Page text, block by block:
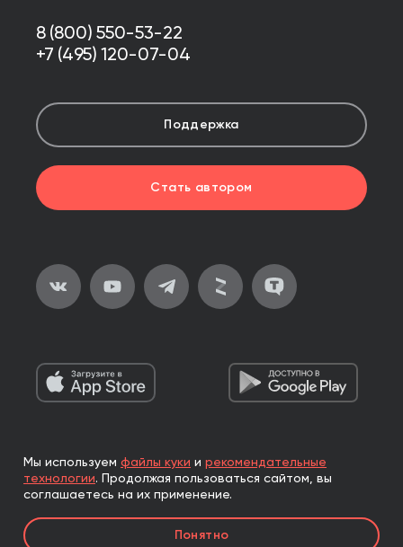
8 (800) 550-53-22
+7 (495) 120-07-04
Поддержка
Стать автором
2026, ООО «Альпина Паблишер»
Все права защищены
Книги реализуются ООО «Альпина Паблишер»
по договору комиссии с ООО «Альпина нон-фикшн»,
Мы используем файлы куки и рекомендательные
технологии. Продолжая пользоваться сайтом, вы
соглашаетесь на их применение.
Понятно